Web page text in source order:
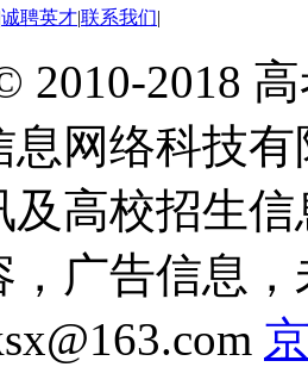
诚聘英才|联系我们|
2010-2018
息网络科技
及高校招生
，广告信息